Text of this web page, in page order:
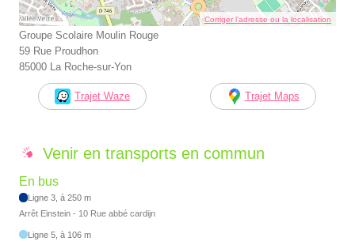
Corriger l’adresse ou la localisation
Groupe Scolaire Moulin Rouge
59 Rue Proudhon
85000 La Roche-sur-Yon
Trajet Waze Trajet Maps
Venir en transports en commun
En bus
Ligne 3, à 250 m
Arrêt Einstein - 10 Rue abbé cardijn
Ligne 5, à 106 m